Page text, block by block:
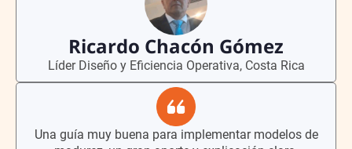
Ricardo Chacón Gómez
Líder Diseño y Eficiencia Operativa, Costa Rica
Una guía muy buena para implementar modelos de